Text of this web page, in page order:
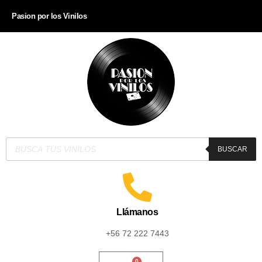
Pasion por los Vinilos
BUSCAR
Llámanos
+56 72 222 7443